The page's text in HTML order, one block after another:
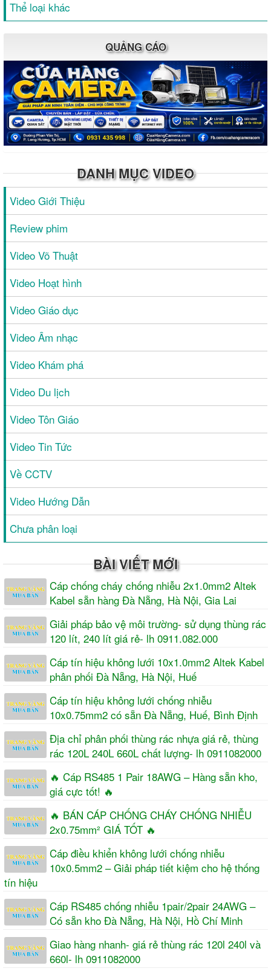
Thể loại khác
QUẢNG CÁO
DANH MỤC VIDEO
Video Giới Thiệu
Review phim
Video Võ Thuật
Video Hoạt hình
Video Giáo dục
Video Âm nhạc
Video Khám phá
Video Du lịch
Video Tôn Giáo
Video Tin Tức
Về CCTV
Video Hướng Dẫn
Chưa phân loại
BÀI VIẾT MỚI
Cáp chống cháy chống nhiễu 2x1.0mm2 Altek
Kabel sẵn hàng Đà Nẵng, Hà Nội, Gia Lai
Giải pháp bảo vệ môi trường- sử dụng thùng rác
120 lít, 240 lít giá rẻ- lh 0911.082.000
Cáp tín hiệu không lưới 10x1.0mm2 Altek Kabel
phân phối Đà Nẵng, Hà Nội, Huế
Cáp tín hiệu không lưới chống nhiễu
10x0.75mm2 có sẵn Đà Nẵng, Huế, Bình Định
Địa chỉ phân phối thùng rác nhựa giá rẻ, thùng
rác 120L 240L 660L chất lượng- lh 0911082000
🔥 Cáp RS485 1 Pair 18AWG – Hàng sẵn kho,
giá cực tốt! 🔥
🔥 BÁN CÁP CHỐNG CHÁY CHỐNG NHIỄU
2x0.75mm² GIÁ TỐT 🔥
Cáp điều khiển không lưới chống nhiễu
10x0.5mm2 – Giải pháp tiết kiệm cho hệ thống
tín hiệu
Cáp RS485 chống nhiễu 1pair/2pair 24AWG –
Có sẵn kho Đà Nẵng, Hà Nội, Hồ Chí Minh
Giao hàng nhanh- giá rẻ thùng rác 120l 240l và
660l- lh 0911082000